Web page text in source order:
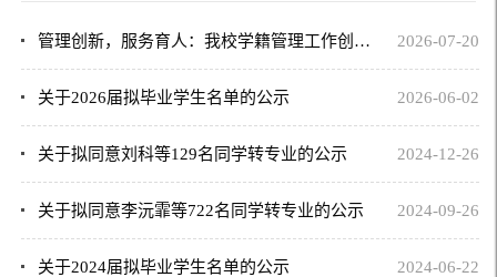
2026-07-20
管理创新，服务育人：我校学籍管理工作创新案例荣获省级三等奖
2026-06-02
关于2026届拟毕业学生名单的公示
2024-12-26
关于拟同意刘科等129名同学转专业的公示
2024-09-26
关于拟同意李沅霏等722名同学转专业的公示
2024-06-22
关于2024届拟毕业学生名单的公示